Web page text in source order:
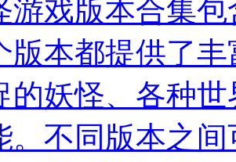
游戏版本合集
版本都提供了
的妖怪、各种
。不同版本之